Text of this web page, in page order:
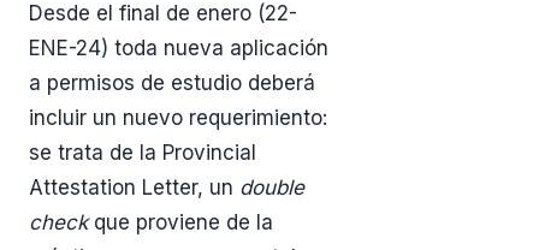
Desde el final de enero (22-
ENE-24) toda nueva aplicación
a permisos de estudio deberá
incluir un nuevo requerimiento:
se trata de la Provincial
Attestation Letter, un double
checkque proviene de la